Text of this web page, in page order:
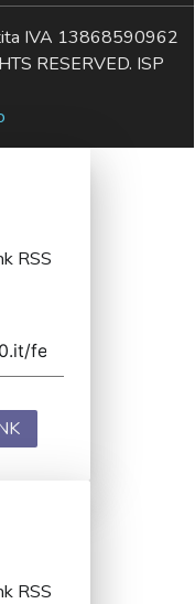
IVA 13868590962
RESERVED. ISP
RSS
RSS